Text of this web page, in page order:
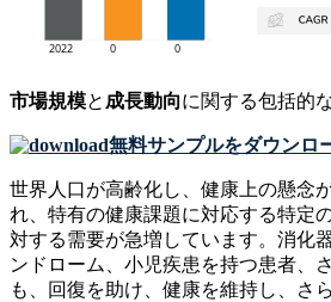
市場規模と 成長動向に関する包括的
無料サンプルをダウンロ
世界人口が高齢化し、健康上の懸念
れ、特有の健康課題に対応する特定
対する需要が急増しています。消化
ンドローム、小児疾患を持つ患者、
も、回復を助け、健康を維持し、さ